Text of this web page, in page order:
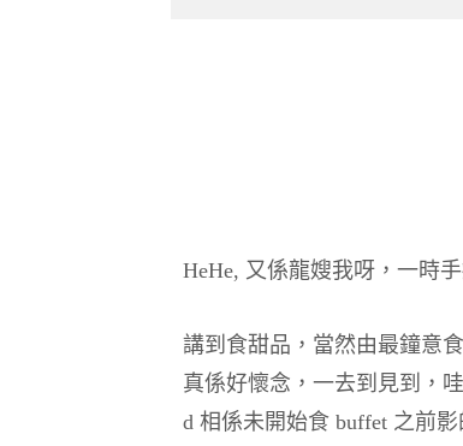
HeHe, 又係龍嫂我呀，一時
講到食甜品，當然由最鐘意
真係好懷念，一去到見到，
d 相係未開始食 buffet 之前